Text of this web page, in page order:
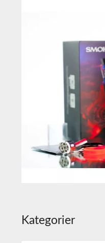
Kategorier